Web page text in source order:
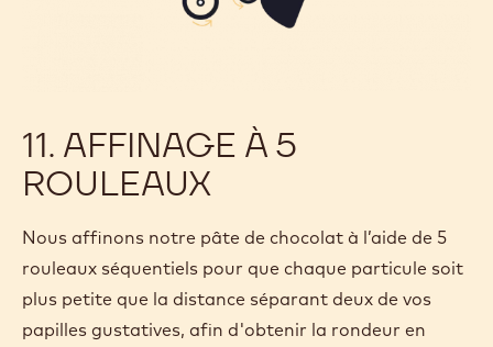
11. AFFINAGE À 5
ROULEAUX
Nous affinons notre pâte de chocolat à l’aide de 5
rouleaux séquentiels pour que chaque particule soit
plus petite que la distance séparant deux de vos
papilles gustatives, afin d'obtenir la rondeur en